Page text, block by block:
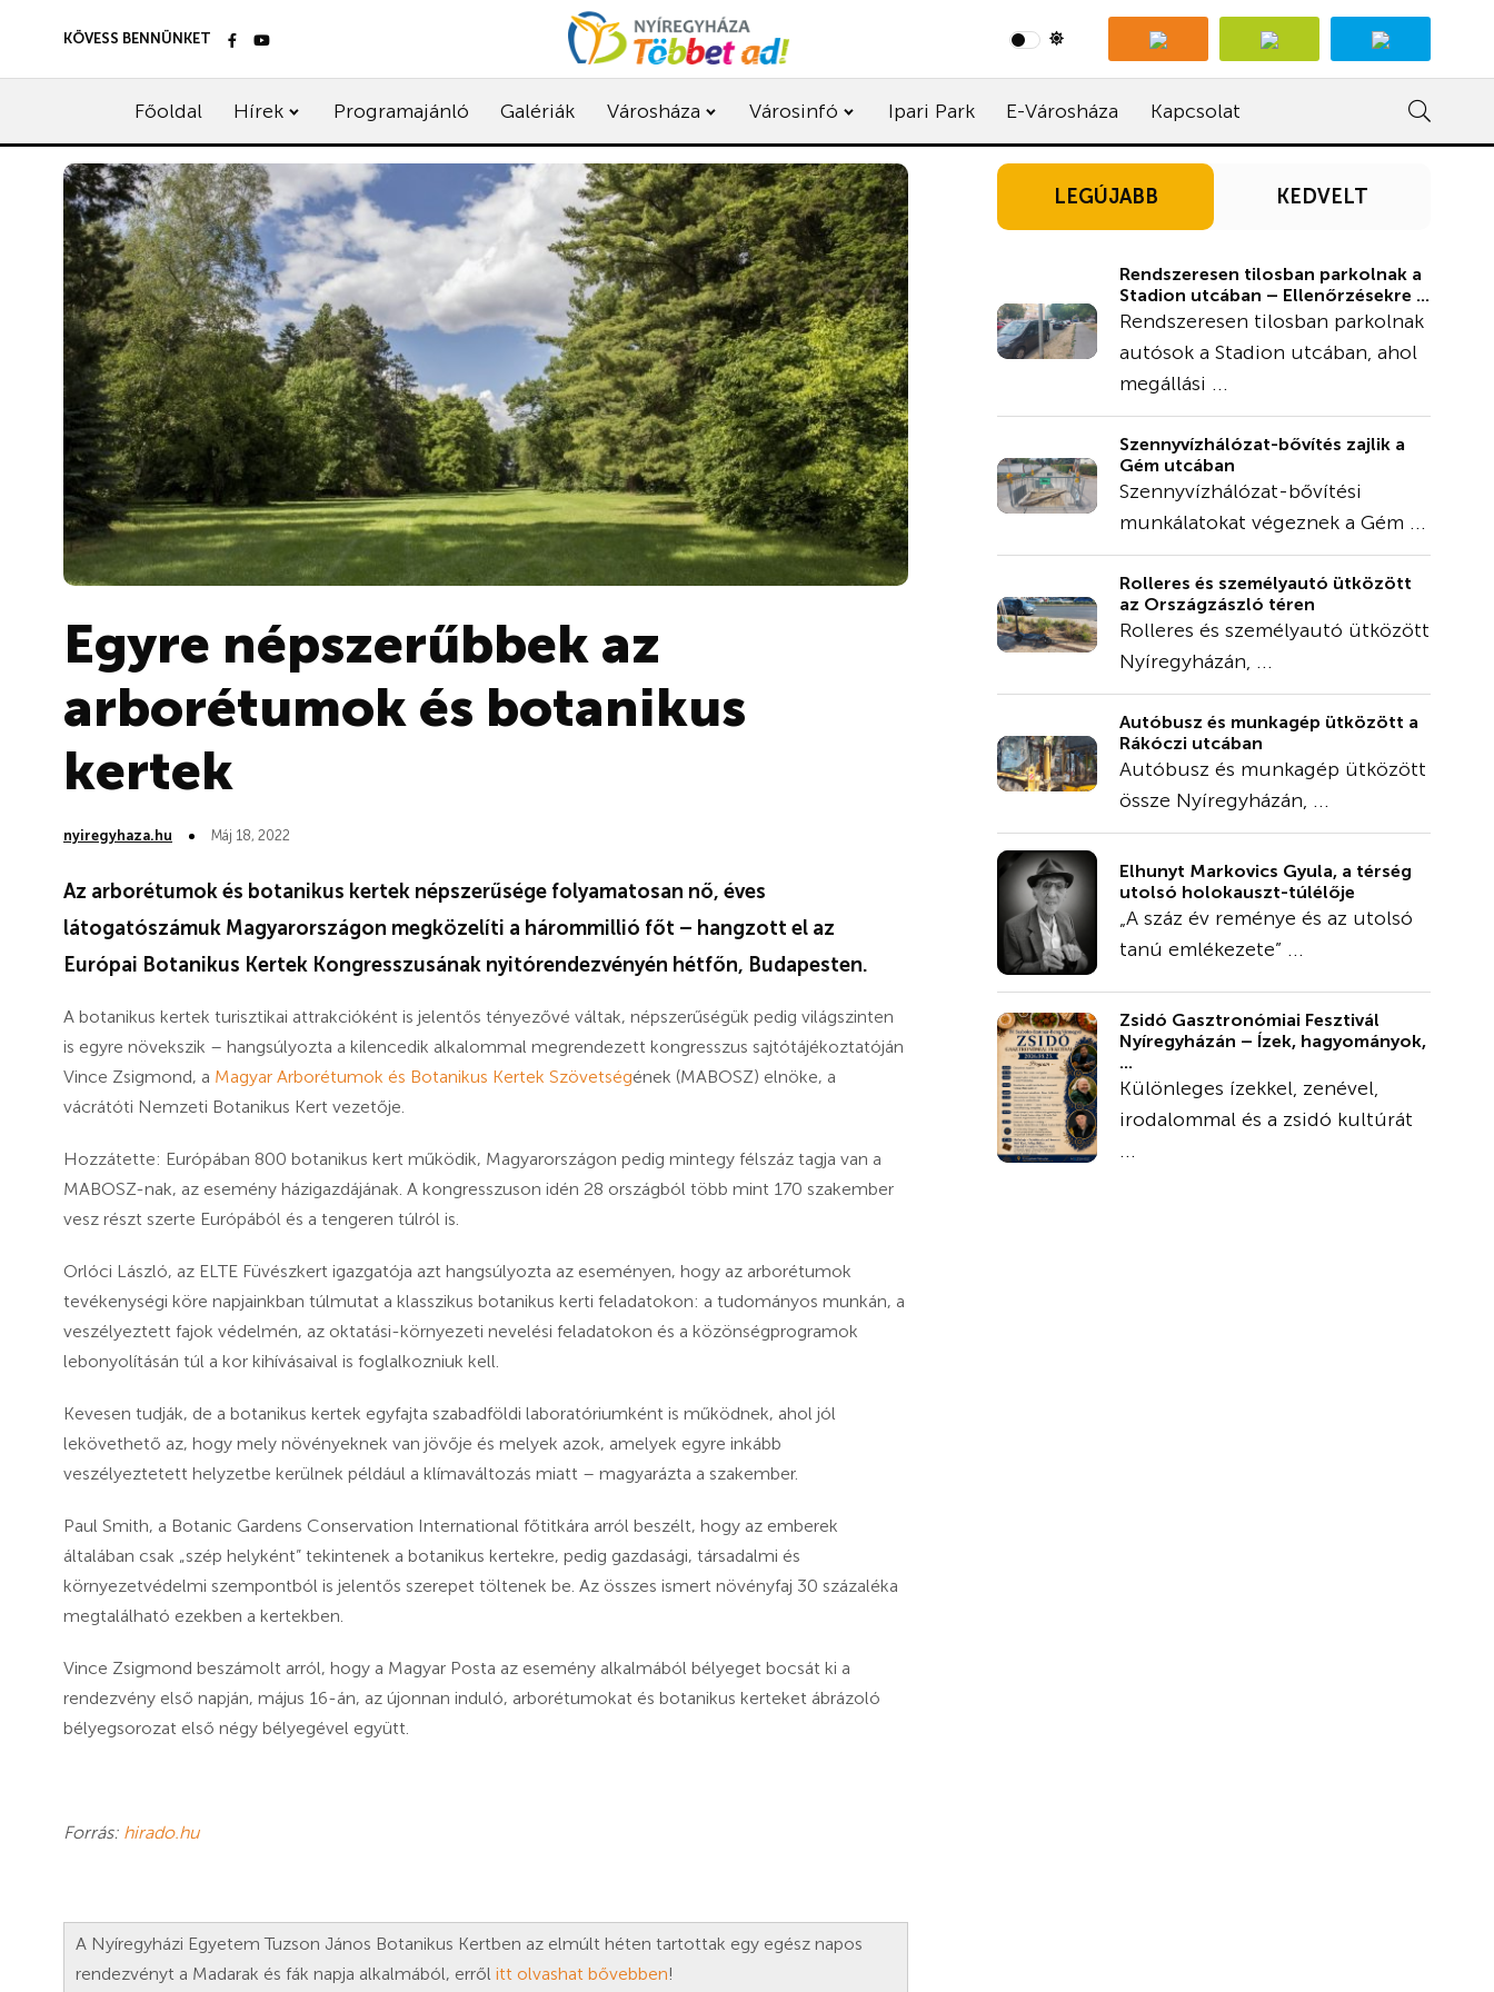
KÖVESS BENNÜNKET
Főoldal Hírek Programajánló Galériák Városháza Városinfó Ipari Park E-Városháza Kapcsolat
Egyre népszerűbbek az
arborétumok és botanikus
kertek
nyiregyhaza.hu Máj 18, 2022
Az arborétumok és botanikus kertek népszerűsége folyamatosan nő, éves
látogatószámuk Magyarországon megközelíti a hárommillió főt – hangzott el az
Európai Botanikus Kertek Kongresszusának nyitórendezvényén hétfőn, Budapesten.
A botanikus kertek turisztikai attrakcióként is jelentős tényezővé váltak, népszerűségük pedig világszinten
is egyre növekszik – hangsúlyozta a kilencedik alkalommal megrendezett kongresszus sajtótájékoztatóján
Vince Zsigmond, a Magyar Arborétumok és Botanikus Kertek Szövetségének (MABOSZ) elnöke, a
vácrátóti Nemzeti Botanikus Kert vezetője.
Hozzátette: Európában 800 botanikus kert működik, Magyarországon pedig mintegy félszáz tagja van a
MABOSZ-nak, az esemény házigazdájának. A kongresszuson idén 28 országból több mint 170 szakember
vesz részt szerte Európából és a tengeren túlról is.
Orlóci László, az ELTE Füvészkert igazgatója azt hangsúlyozta az eseményen, hogy az arborétumok
tevékenységi köre napjainkban túlmutat a klasszikus botanikus kerti feladatokon: a tudományos munkán, a
veszélyeztett fajok védelmén, az oktatási-környezeti nevelési feladatokon és a közönségprogramok
lebonyolításán túl a kor kihívásaival is foglalkozniuk kell.
Kevesen tudják, de a botanikus kertek egyfajta szabadföldi laboratóriumként is működnek, ahol jól
lekövethető az, hogy mely növényeknek van jövője és melyek azok, amelyek egyre inkább
veszélyeztetett helyzetbe kerülnek például a klímaváltozás miatt – magyarázta a szakember.
Paul Smith, a Botanic Gardens Conservation International főtitkára arról beszélt, hogy az emberek
általában csak „szép helyként” tekintenek a botanikus kertekre, pedig gazdasági, társadalmi és
környezetvédelmi szempontból is jelentős szerepet töltenek be. Az összes ismert növényfaj 30 százaléka
megtalálható ezekben a kertekben.
Vince Zsigmond beszámolt arról, hogy a Magyar Posta az esemény alkalmából bélyeget bocsát ki a
rendezvény első napján, május 16-án, az újonnan induló, arborétumokat és botanikus kerteket ábrázoló
bélyegsorozat első négy bélyegével együtt.
Forrás: hirado.hu
A Nyíregyházi Egyetem Tuzson János Botanikus Kertben az elmúlt héten tartottak egy egész napos
rendezvényt a Madarak és fák napja alkalmából, erről itt olvashat bővebben!
LEGÚJABB KEDVELT
Rendszeresen tilosban parkolnak a
Stadion utcában – Ellenőrzésekre ...
Rendszeresen tilosban parkolnak
autósok a Stadion utcában, ahol
megállási ...
Szennyvízhálózat-bővítés zajlik a
Gém utcában
Szennyvízhálózat-bővítési
munkálatokat végeznek a Gém ...
Rolleres és személyautó ütközött
az Országzászló téren
Rolleres és személyautó ütközött
Nyíregyházán, ...
Autóbusz és munkagép ütközött a
Rákóczi utcában
Autóbusz és munkagép ütközött
össze Nyíregyházán, ...
Elhunyt Markovics Gyula, a térség
utolsó holokauszt-túlélője
„A száz év reménye és az utolsó
tanú emlékezete” ...
Zsidó Gasztronómiai Fesztivál
Nyíregyházán – Ízek, hagyományok,
...
Különleges ízekkel, zenével,
irodalommal és a zsidó kultúrát
...